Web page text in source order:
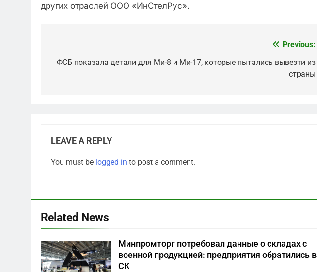
других отраслей ООО «ИнСтелРус».
navigation
Previous:
ФСБ показала детали для Ми-8 и Ми-17, которые пытались вывезти из
страны
LEAVE A REPLY
You must be logged in to post a comment.
Related News
Минпромторг потребовал данные о складах с
военной продукцией: предприятия обратились в
СК
5
Что происходит в
«для защиты Отечества»
6
«500-тонный беспилотник»
Что скрывает российский
ВМФ
САНКТ-ПЕТЕРБУРГ И ОБЛАСТЬ
7